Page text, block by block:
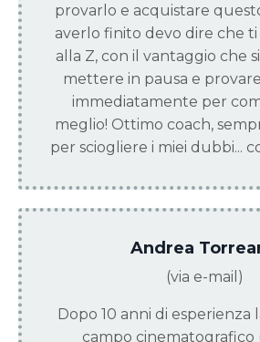
provarlo e acquistare
averlo finito devo dire che
alla Z, con il vantaggio che
mettere in pausa e
immediatamente per
meglio! Ottimo coach,
per sciogliere i miei dubbi...
Andrea
(via e-mail)
Dopo 10 anni di esperienza
campo cinematografico